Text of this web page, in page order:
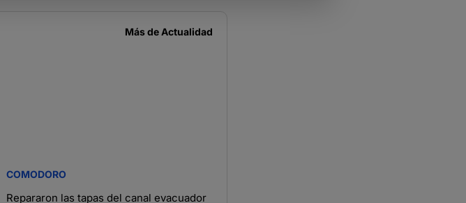
Más de Actualidad
COMODORO
Repararon las tapas del canal evacuador